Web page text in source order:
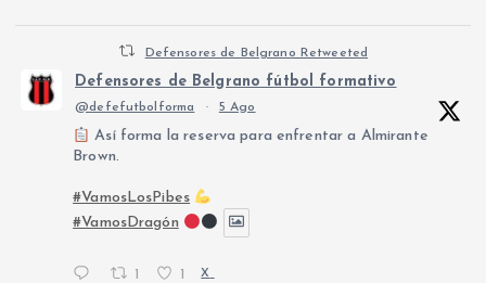
Defensores de Belgrano Retweeted
Defensores de Belgrano fútbol formativo
@defefutbolforma · 5 Ago
Así forma la reserva para enfrentar a Almirante
Brown.
#VamosLosPibes
#VamosDragón
1 1 X